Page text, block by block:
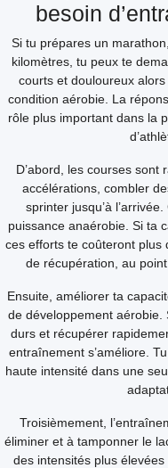
besoin
Si tu prépares un
kilomètres, tu peux te
courts et douloureux
condition aérobie. La
rôle plus important dans la
D’abord, les courses
accélérations, combler
sprinter jusqu’à
puissance anaérobie. Si ta
ces efforts te coûteront plus
de récupération, au
Ensuite, améliorer ta
de développement aérobie.
durs et récupérer
entraînement s’améliore.
haute intensité dans une
Troisièmement,
éliminer et à tamponner le
des intensités plus